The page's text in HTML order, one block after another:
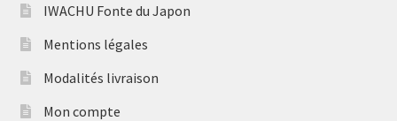
IWACHU Fonte du Japon
Mentions légales
Modalités livraison
Mon compte